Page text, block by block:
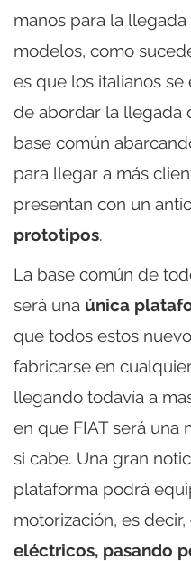
manos para la
modelos, como
es que los italianos
de abordar la llegada
base común
para llegar a más
presentan con un
prototipos.
La base común de
será una única
que todos estos
fabricarse en
llegando todavía a
en que FIAT será una
si cabe. Una gran
plataforma podrá
motorización, es decir,
eléctricos, pasando